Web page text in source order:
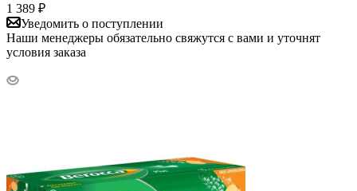
1 389 ₽
Уведомить о поступлении
Наши менеджеры обязательно свяжутся с вами и уточнят
условия заказа